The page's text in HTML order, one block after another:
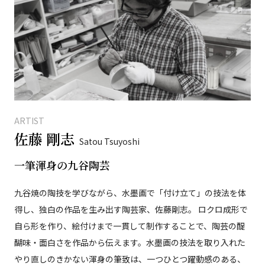
ARTIST
佐藤 剛志 Satou Tsuyoshi
一筆渾身の九谷陶芸
九谷焼の陶技を学びながら、水墨画で「付け立て」の技法を体
得し、独白の作品を生み出す陶芸家、佐藤剛志。 ロクロ成形で
自ら形を作り、絵付けまで一貫して制作することで、陶芸の醍
醐味・面白さを作品から伝えます。水墨画の技法を取り入れた
やり直しのきかない渾身の筆致は、一つひとつ躍動感のある、